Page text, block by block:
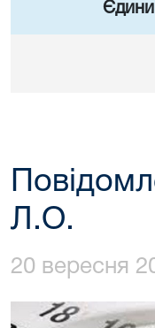
Л.О.
20 вересня